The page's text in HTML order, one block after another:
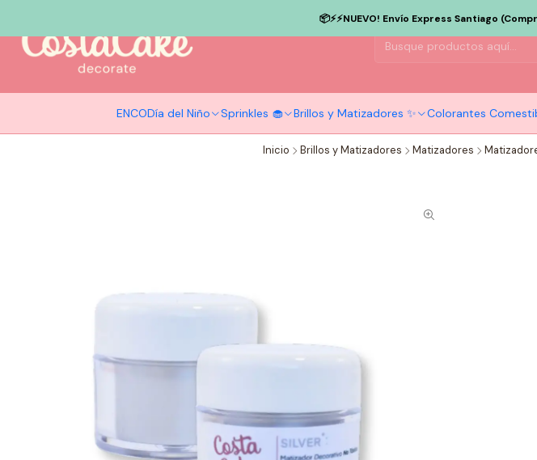
ENCODía del Niño Sprinkles 🧁 Brillos y Matizadores ✨ Colorantes
📦⚡️⚡️NUEVO! Envío Express Santiago
Inicio Brillos y Matizadores Matizadores